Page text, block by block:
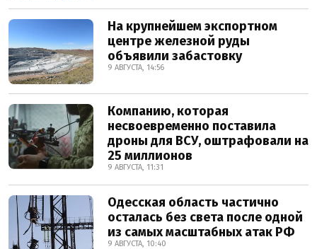
На крупнейшем экспортном
центре железной руды
объявили забастовку
9 АВГУСТА, 14:56
Компанию, которая
несвоевременно поставила
дроны для ВСУ, оштрафовали на
25 миллионов
9 АВГУСТА, 11:31
Одесская область частично
осталась без света после одной
из самых масштабных атак РФ
9 АВГУСТА, 10:40